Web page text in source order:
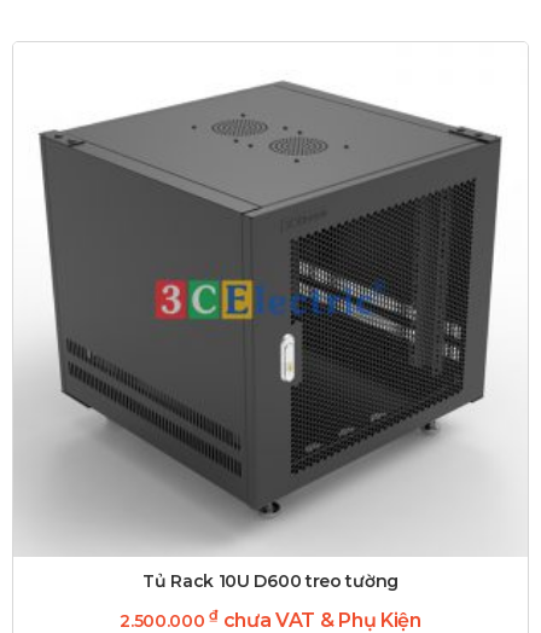
Tủ Rack 10U D600 treo tường
2.500.000₫chưa VAT & Phụ Kiện